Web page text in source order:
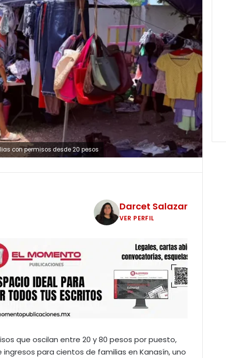
con permisos desde 20 pesos
Darcet Salazar
VER PERFIL
que oscilan entre 20 y 80 pesos por puesto,
para cientos de familias en Kanasín, uno